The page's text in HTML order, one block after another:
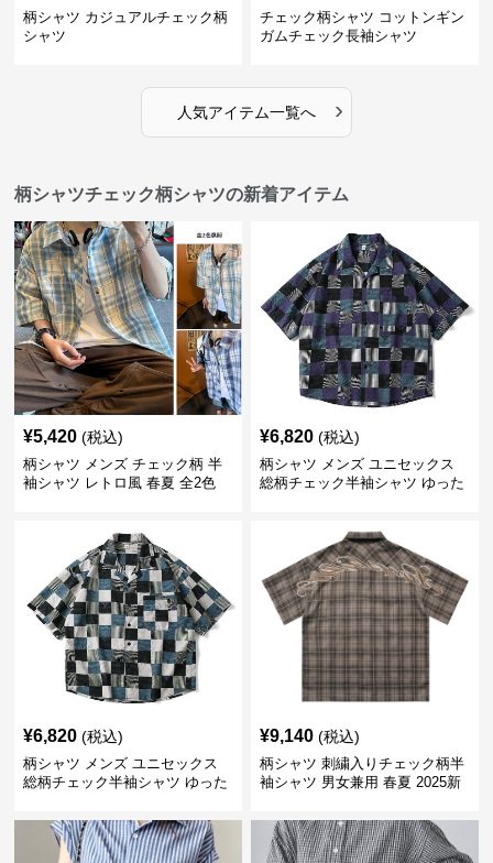
柄シャツ カジュアルチェック柄
シャツ
チェック柄シャツ コットンギン
ガムチェック長袖シャツ
人気アイテム一覧へ ›
柄シャツチェック柄シャツの新着アイテム
¥5,420 (税込)
柄シャツ メンズ チェック柄 半
袖シャツ レトロ風 春夏 全2色
¥6,820 (税込)
柄シャツ メンズ ユニセックス
総柄チェック半袖シャツ ゆった
¥6,820 (税込)
柄シャツ メンズ ユニセックス
総柄チェック半袖シャツ ゆった
¥9,140 (税込)
柄シャツ 刺繍入りチェック柄半
袖シャツ 男女兼用 春夏 2025新